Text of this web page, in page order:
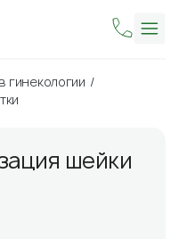
гинекологии
шейки